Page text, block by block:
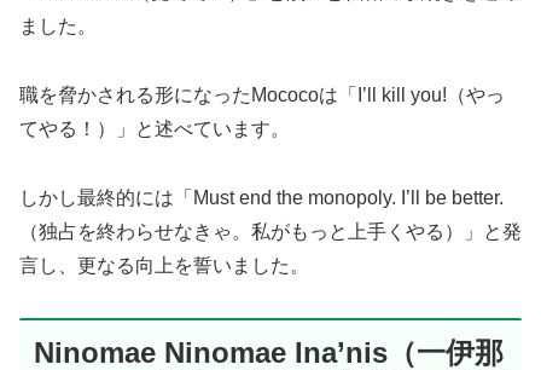
ました。
職を脅かされる形になったMococoは「I’ll kill you!（やっ
てやる！）」と述べています。
しかし最終的には「Must end the monopoly. I’ll be better.
（独占を終わらせなきゃ。私がもっと上手くやる）」と発
言し、更なる向上を誓いました。
Ninomae Ninomae Ina’nis（一伊那